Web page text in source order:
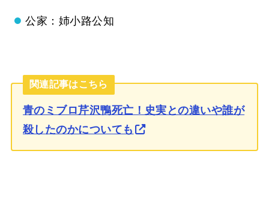
公家：姉小路公知
関連記事はこちら
青のミブロ芹沢鴨死亡！史実との違いや誰が
殺したのかについても